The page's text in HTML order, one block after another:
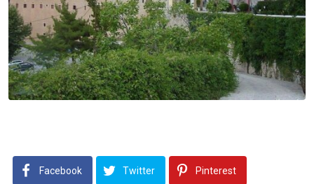
Facebook Twitter Pinterest